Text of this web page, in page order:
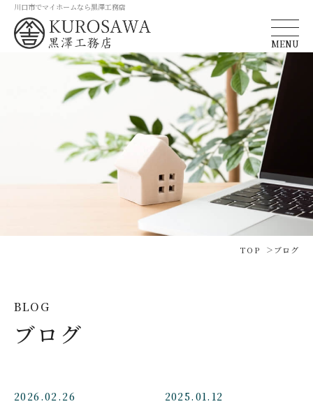
川口市でマイホームなら黒澤工務店
MENU
TOP ブログ
BLOG
ブログ
2026.02.26 2025.01.12